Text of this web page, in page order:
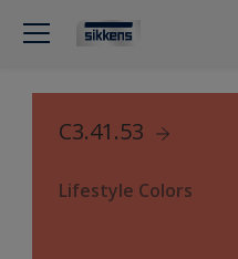
C3.41.53
Lifestyle Colors